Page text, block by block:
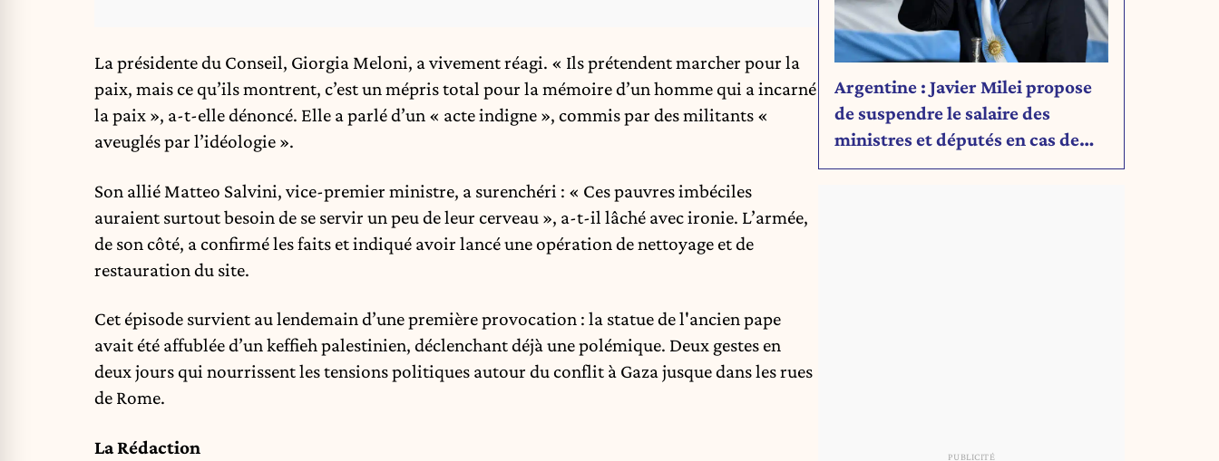
La présidente du Conseil, Giorgia Meloni, a vivement réagi. « Ils prétendent marcher pour la
paix, mais ce qu’ils montrent, c’est un mépris total pour la mémoire d’un homme qui a incarné
la paix », a-t-elle dénoncé. Elle a parlé d’un « acte indigne », commis par des militants «
aveuglés par l’idéologie ».
Son allié Matteo Salvini, vice-premier ministre, a surenchéri : « Ces pauvres imbéciles
auraient surtout besoin de se servir un peu de leur cerveau », a-t-il lâché avec ironie. L’armée,
de son côté, a confirmé les faits et indiqué avoir lancé une opération de nettoyage et de
restauration du site.
Cet épisode survient au lendemain d’une première provocation : la statue de l'ancien pape
avait été affublée d’un keffieh palestinien, déclenchant déjà une polémique. Deux gestes en
deux jours qui nourrissent les tensions politiques autour du conflit à Gaza jusque dans les rues
de Rome.
La Rédaction
Argentine : Javier Milei propose
de suspendre le salaire des
ministres et députés en cas de
déficit budgétaire